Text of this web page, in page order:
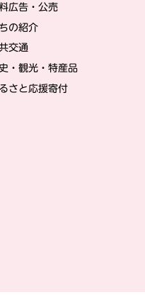
広告・公売
の紹介
交通
・観光・特産品
さと応援寄付